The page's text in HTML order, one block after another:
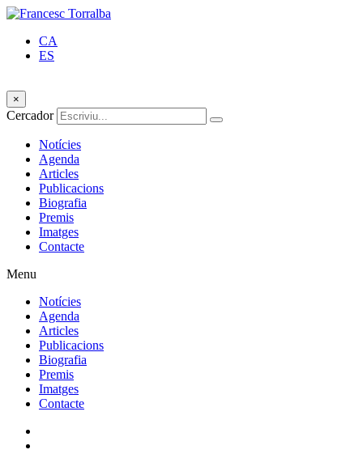
CA
ES
×
Cercador
Notícies
Agenda
Articles
Publicacions
Biografia
Premis
Imatges
Contacte
Menu
Notícies
Agenda
Articles
Publicacions
Biografia
Premis
Imatges
Contacte